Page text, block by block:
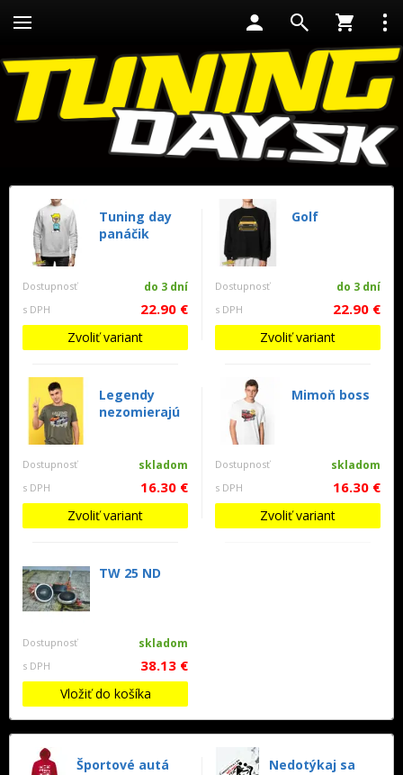
Tuning day
panáčik
Dostupnosť do 3 dní
s DPH 22.90 €
Zvoliť variant
Golf
Dostupnosť do 3 dní
s DPH 22.90 €
Zvoliť variant
Legendy
nezomierajú
Dostupnosť skladom
s DPH 16.30 €
Zvoliť variant
Mimoň boss
Dostupnosť skladom
s DPH 16.30 €
Zvoliť variant
TW 25 ND
Dostupnosť skladom
s DPH 38.13 €
Vložiť do košíka
Športové autá Nedotýkaj sa